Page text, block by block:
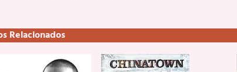
Relacionados